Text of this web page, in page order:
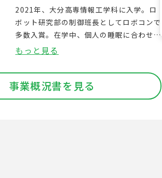
2021年、大分高専情報工学科に入学。ロ
ボット研究部の制御班長としてロボコンで
多数入賞。在学中、個人の睡眠に合わせて
形状変化するAI枕「FAIP」を開発。全国
ト総合3位を受賞し、その技術力と事業性
が高く評価される。日本ディープラーニン
グ協会の支援基金に採択され、2026年4
もっと見る
事業概況書を見る